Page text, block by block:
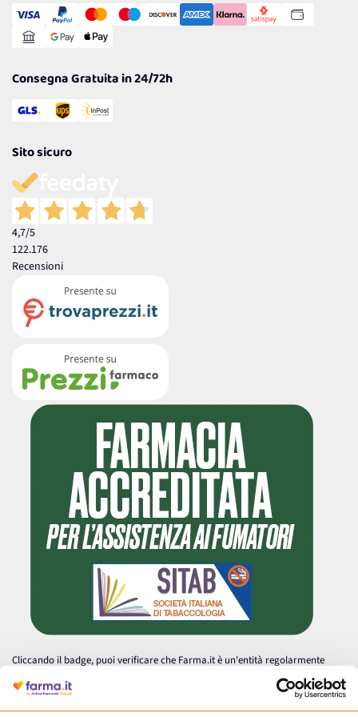
Gestisci Cookie
Reso Facile e Veloce
Consegna Gratuita in 24/72h
Sito sicuro
4,7/5
122.176
Recensioni
Cliccando il badge, puoi verificare che Farma.it è un'entità regolarmente
autorizzata dal Ministero della Salute a effettuare la vendita online di
medicinali.